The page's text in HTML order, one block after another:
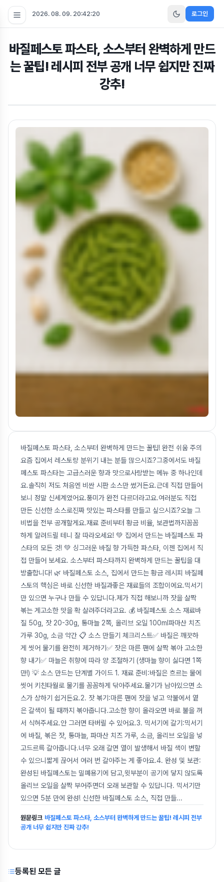
2026. 08. 09. 20:42:21 로그인
바질페스토 파스타, 소스부터 완벽하게 만드
는 꿀팁! 레시피 전부 공개 너무 쉽지만 진짜
강추!
바질페스토 파스타, 소스부터 완벽하게 만드는 꿀팁! 완전 쉬움 주의
요즘 집에서 레스토랑 분위기 내는 분들 많으시죠?그중에서도 바질
페스토 파스타는 고급스러운 향과 맛으로사랑받는 메뉴 중 하나인데
요.솔직히 저도 처음엔 비싼 시판 소스만 썼거든요.근데 직접 만들어
보니 정말 신세계였어요.풍미가 완전 다르더라고요.여러분도 직접
만든 신선한 소스로진짜 맛있는 파스타를 만들고 싶으시죠?오늘 그
비법을 전부 공개할게요.재료 준비부터 황금 비율, 보관법까지꼼꼼
하게 알려드릴 테니 잘 따라오세요! 💚 집에서 만드는 바질페스토 파
스타의 모든 것! 💚 싱그러운 바질 향 가득한 파스타, 이젠 집에서 직
접 만들어 보세요. 소스부터 파스타까지 완벽하게 만드는 꿀팁을 대
방출합니다! 🌿 바질페스토 소스, 집에서 만드는 황금 레시피 바질페
스토의 핵심은 바로 신선한 바질과좋은 재료들의 조합이에요.믹서기
만 있으면 누구나 만들 수 있답니다.제가 직접 해보니까 잣을 살짝
볶는 게고소한 맛을 확 살려주더라고요. 💰 바질페스토 소스 재료바
질 50g, 잣 20-30g, 통마늘 2쪽, 올리브 오일 100ml파마산 치즈
가루 30g, 소금 약간 📋 소스 만들기 체크리스트✅ 바질은 깨끗하
게 씻어 물기를 완전히 제거하기✅ 잣은 마른 팬에 살짝 볶아 고소한
향 내기✅ 마늘은 취향에 따라 양 조절하기 (생마늘 향이 싫다면 1쪽
만!) 💡 소스 만드는 단계별 가이드 1. 재료 준비:바질은 흐르는 물에
씻어 키친타월로 물기를 꼼꼼하게 닦아주세요.물기가 남아있으면 소
스가 상하기 쉽거든요.2. 잣 볶기:마른 팬에 잣을 넣고 약불에서 옅
은 갈색이 될 때까지 볶아줍니다.고소한 향이 올라오면 바로 불을 꺼
서 식혀주세요.안 그러면 타버릴 수 있어요.3. 믹서기에 갈기:믹서기
에 바질, 볶은 잣, 통마늘, 파마산 치즈 가루, 소금, 올리브 오일을 넣
고드르륵 갈아줍니다.너무 오래 갈면 열이 발생해서 바질 색이 변할
수 있으니짧게 끊어서 여러 번 갈아주는 게 좋아요.4. 완성 및 보관:
완성된 바질페스토는 밀폐용기에 담고,윗부분이 공기에 닿지 않도록
올리브 오일을 살짝 부어주면더 오래 보관할 수 있답니다. 믹서기만
있으면 5분 만에 완성! 신선한 바질페스토 소스, 직접 만들...
원문링크 바질페스토 파스타, 소스부터 완벽하게 만드는 꿀팁! 레시피 전부
공개 너무 쉽지만 진짜 강추!
등록된 모든 글